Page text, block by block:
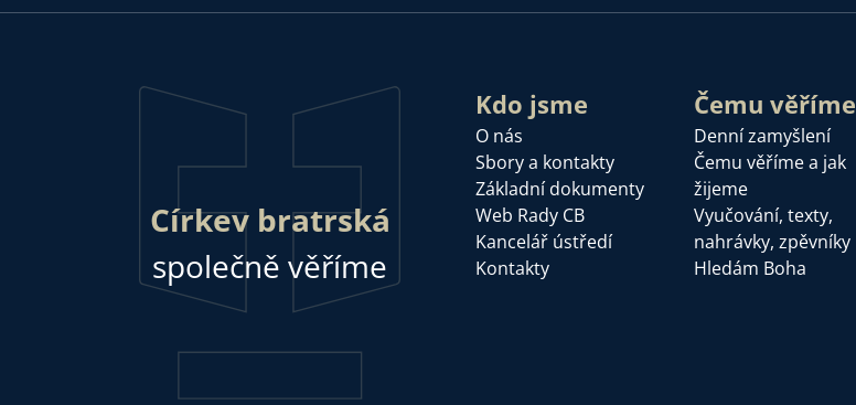
Církev bratrská
společně věříme
Kdo jsme
O nás
Sbory a kontakty
Základní dokumenty
Web Rady CB
Kancelář ústředí
Kontakty
Čemu věříme
Denní zamyšlení
Čemu věříme a jak
žijeme
Vyučování, texty,
nahrávky, zpěvníky
Hledám Boha